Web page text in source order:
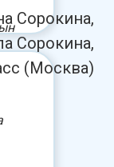
Сорокина,
Сорокина,
(Москва)